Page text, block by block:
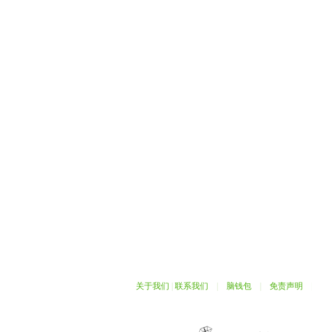
关于我们 联系我们 脑钱包 免责声明